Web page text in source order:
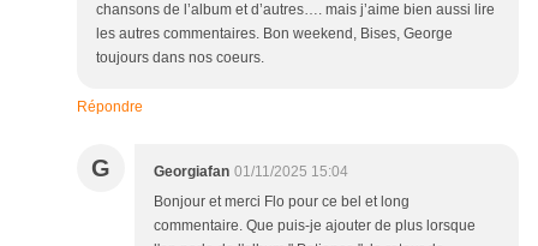
chansons de l’album et d’autres…. mais j’aime bien aussi lire
les autres commentaires. Bon weekend, Bises, George
toujours dans nos coeurs.
Répondre
G Georgiafan 01/11/2025 15:04
Bonjour et merci Flo pour ce bel et long
commentaire. Que puis-je ajouter de plus lorsque